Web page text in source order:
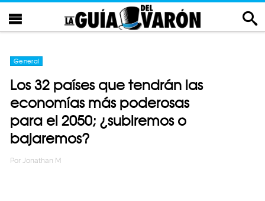
General
Los 32 países que tendrán las
economías más poderosas
para el 2050; ¿subiremos o
bajaremos?
Por Jonathan M